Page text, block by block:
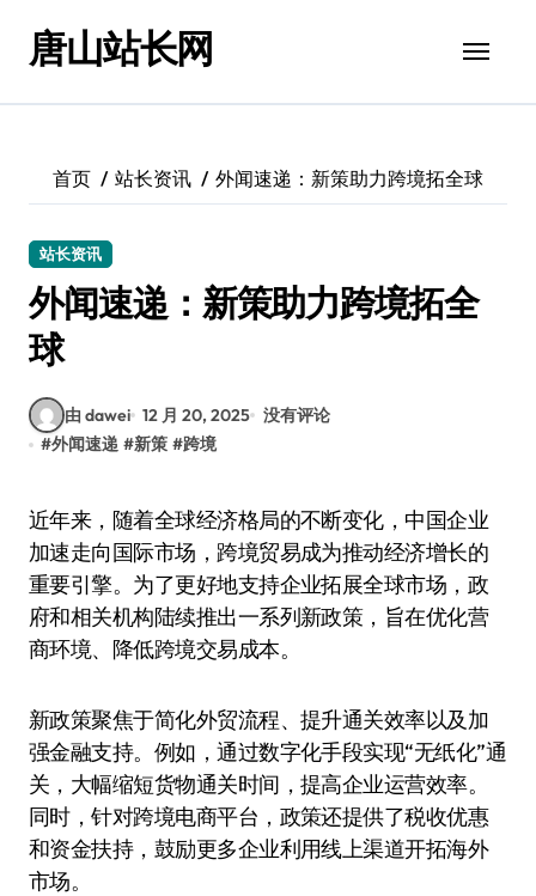
唐山站长网
首页 站长资讯 外闻速递：新策助力跨境拓全球
站长资讯
外闻速递：新策助力跨境拓全
球
由 dawei 12 月 20, 2025 没有评论
#外闻速递 #新策 #跨境
近年来，随着全球经济格局的不断变化，中国企业
加速走向国际市场，跨境贸易成为推动经济增长的
重要引擎。为了更好地支持企业拓展全球市场，政
府和相关机构陆续推出一系列新政策，旨在优化营
商环境、降低跨境交易成本。
新政策聚焦于简化外贸流程、提升通关效率以及加
强金融支持。例如，通过数字化手段实现“无纸化”通
关，大幅缩短货物通关时间，提高企业运营效率。
同时，针对跨境电商平台，政策还提供了税收优惠
和资金扶持，鼓励更多企业利用线上渠道开拓海外
市场。